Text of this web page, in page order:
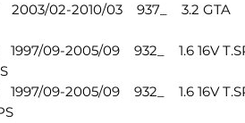
02-2010/03 937_ 3.2 GTA
09-2005/09 932_ 1.6 16V
09-2005/09 932_ 1.6 16V